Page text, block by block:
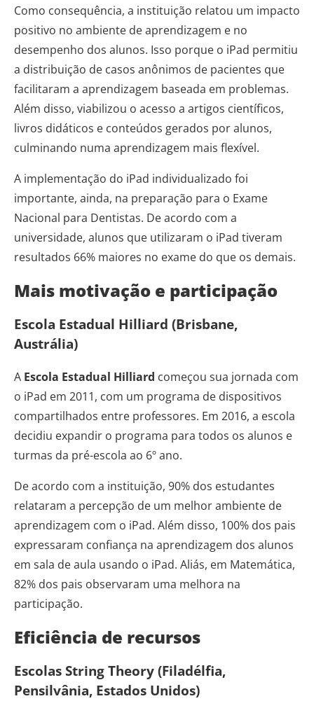
Como consequência, a instituição relatou um impacto
positivo no ambiente de aprendizagem e no
desempenho dos alunos. Isso porque o iPad permitiu
a distribuição de casos anônimos de pacientes que
facilitaram a aprendizagem baseada em problemas.
Além disso, viabilizou o acesso a artigos científicos,
livros didáticos e conteúdos gerados por alunos,
culminando numa aprendizagem mais flexível.
A implementação do iPad individualizado foi
importante, ainda, na preparação para o Exame
Nacional para Dentistas. De acordo com a
universidade, alunos que utilizaram o iPad tiveram
resultados 66% maiores no exame do que os demais.
Mais motivação e participação
Escola Estadual Hilliard (Brisbane,
Austrália)
A Escola Estadual Hilliard começou sua jornada com
o iPad em 2011, com um programa de dispositivos
compartilhados entre professores. Em 2016, a escola
decidiu expandir o programa para todos os alunos e
turmas da pré-escola ao 6º ano.
De acordo com a instituição, 90% dos estudantes
relataram a percepção de um melhor ambiente de
aprendizagem com o iPad. Além disso, 100% dos pais
expressaram confiança na aprendizagem dos alunos
em sala de aula usando o iPad. Aliás, em Matemática,
82% dos pais observaram uma melhora na
participação.
Eficiência de recursos
Escolas String Theory (Filadélfia,
Pensilvânia, Estados Unidos)